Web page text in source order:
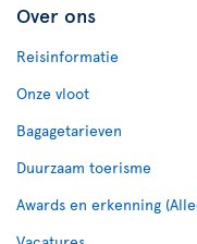
Over ons
Reisinformatie
Onze vloot
Bagagetarieven
Duurzaam toerisme
Awards en erkenning